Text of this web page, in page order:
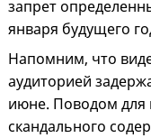
запрет
января будущего
Напомним, что
аудиторией
июне. Поводом для
скандального